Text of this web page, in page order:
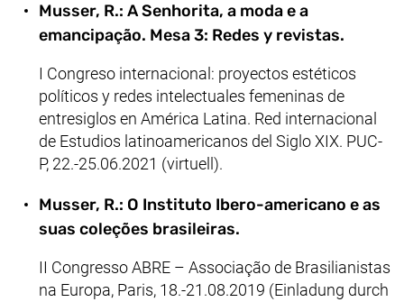
Musser, R.: A Senhorita, a moda e a
emancipação. Mesa 3: Redes y revistas.
I Congreso internacional: proyectos estéticos
políticos y redes intelectuales femeninas de
entresiglos en América Latina. Red internacional
de Estudios latinoamericanos del Siglo XIX. PUC-
P, 22.-25.06.2021 (virtuell).
Musser, R.: O Instituto Ibero-americano e as
suas coleções brasileiras.
II Congresso ABRE – Associação de Brasilianistas
na Europa, Paris, 18.-21.08.2019 (Einladung durch